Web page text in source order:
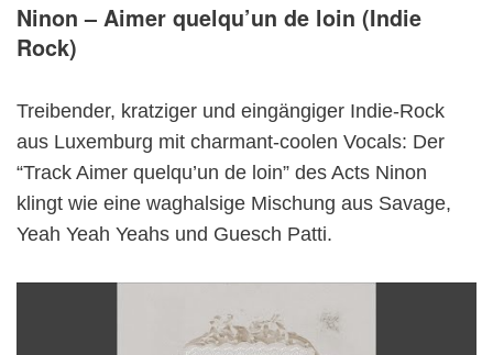
Ninon – Aimer quelqu’un de loin (Indie
Rock)
Treibender, kratziger und eingängiger Indie-Rock
aus Luxemburg mit charmant-coolen Vocals: Der
“Track Aimer quelqu’un de loin” des Acts Ninon
klingt wie eine waghalsige Mischung aus Savage,
Yeah Yeah Yeahs und Guesch Patti.